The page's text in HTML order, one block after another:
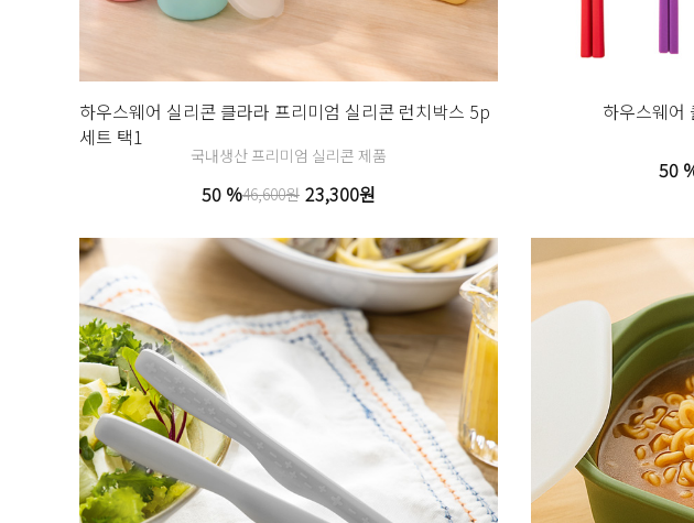
하우스웨어 실리콘 클라라 프리미엄 실리콘 런치박스 5p
세트 택1
국내생산 프리미엄 실리콘 제품
50 %46,600원 23,300원
하우스웨어
50